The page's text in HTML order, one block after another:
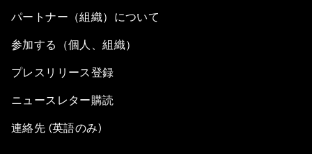
パートナー（組織）について
参加する（個人、組織）
プレスリリース登録
ニュースレター購読
連絡先 (英語のみ)